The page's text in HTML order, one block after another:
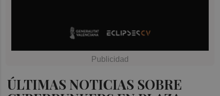
ÚLTIMAS NOTICIAS SOBRE